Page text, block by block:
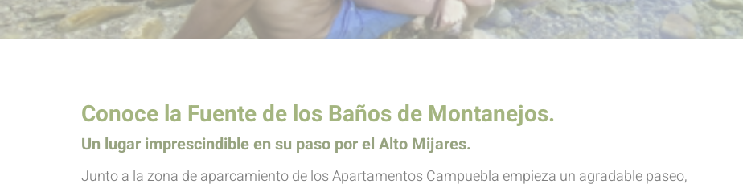
Conoce la Fuente de los Baños de Montanejos.
Un lugar imprescindible en su paso por el Alto Mijares.
Junto a la zona de aparcamiento de los Apartamentos Campuebla empieza un agradable paseo,